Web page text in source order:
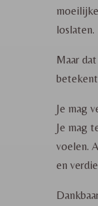
loslaten.
Maar
Je mag
Je mag
voelen.
en